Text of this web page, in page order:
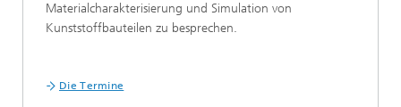
Materialcharakterisierung und Simulation von
Kunststoffbauteilen zu besprechen.
Die Termine